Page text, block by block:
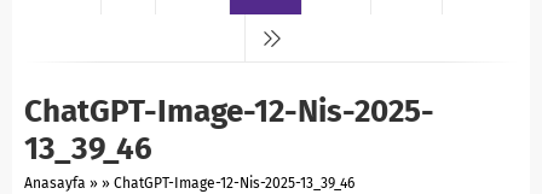
ChatGPT-Image-12-Nis-2025-
13_39_46
Anasayfa » » ChatGPT-Image-12-Nis-2025-13_39_46